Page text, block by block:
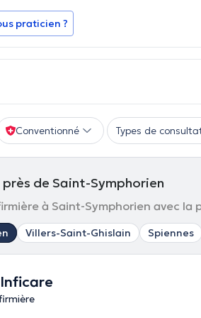
praticien ?
Conventionné Types de
de Saint-Symphorien
à Saint-Symphorien avec
Villers-Saint-Ghislain Spiennes